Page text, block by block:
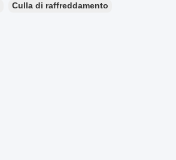
Culla di raffreddamento